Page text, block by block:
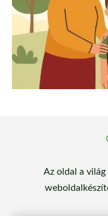
Az oldal a